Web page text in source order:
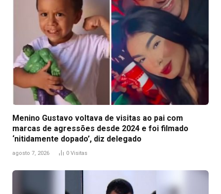
Menino Gustavo voltava de visitas ao pai com
marcas de agressões desde 2024 e foi filmado
‘nitidamente dopado’, diz delegado
agosto 7, 2026 0 Visitas